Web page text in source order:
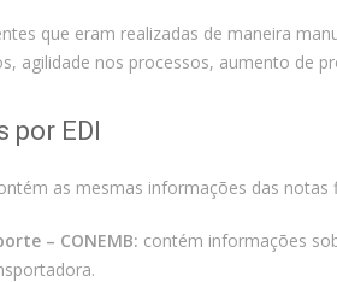
que eram realizadas de maneira
agilidade nos processos, aumento de
por EDI
as mesmas informações das notas
– CONEMB: contém informações